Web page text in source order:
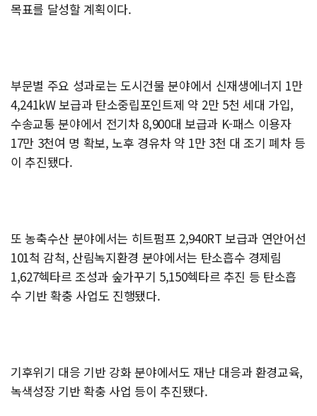
목표를 달성할 계획이다.
부문별 주요 성과로는 도시건물 분야에서 신재생에너지 1만
4,241kW 보급과 탄소중립포인트제 약 2만 5천 세대 가입,
수송교통 분야에서 전기차 8,900대 보급과 K-패스 이용자
17만 3천여 명 확보, 노후 경유차 약 1만 3천 대 조기 폐차 등
이 추진됐다.
또 농축수산 분야에서는 히트펌프 2,940RT 보급과 연안어선
101척 감척, 산림녹지환경 분야에서는 탄소흡수 경제림
1,627헥타르 조성과 숲가꾸기 5,150헥타르 추진 등 탄소흡
수 기반 확충 사업도 진행됐다.
기후위기 대응 기반 강화 분야에서도 재난 대응과 환경교육,
녹색성장 기반 확충 사업 등이 추진됐다.